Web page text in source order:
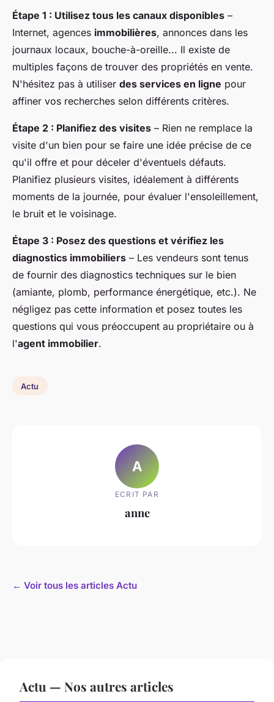
Étape 1 : Utilisez tous les canaux disponibles –
Internet, agences immobilières, annonces dans les
journaux locaux, bouche-à-oreille... Il existe de
multiples façons de trouver des propriétés en vente.
N'hésitez pas à utiliser des services en ligne pour
affiner vos recherches selon différents critères.
Étape 2 : Planifiez des visites – Rien ne remplace la
visite d'un bien pour se faire une idée précise de ce
qu'il offre et pour déceler d'éventuels défauts.
Planifiez plusieurs visites, idéalement à différents
moments de la journée, pour évaluer l'ensoleillement,
le bruit et le voisinage.
Étape 3 : Posez des questions et vérifiez les
diagnostics immobiliers – Les vendeurs sont tenus
de fournir des diagnostics techniques sur le bien
(amiante, plomb, performance énergétique, etc.). Ne
négligez pas cette information et posez toutes les
questions qui vous préoccupent au propriétaire ou à
l'agent immobilier.
Actu
A
ECRIT PAR
anne
← Voir tous les articles Actu
Actu — Nos autres articles